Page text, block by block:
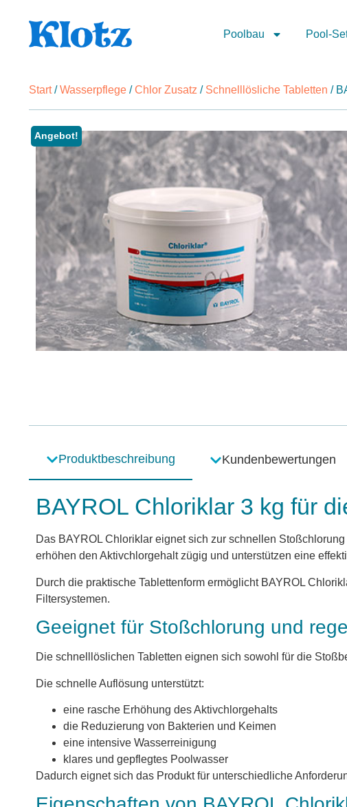
Poolbau Pool-
Start/Wasserpflege /Chlor Zusatz / Schnelllösliche Tabletten /
Angebot!
Produktbeschreibung Kundenbewertungen
BAYROL Chloriklar 3 kg für
Das BAYROL Chloriklar eignet sich zur schnellen
erhöhen den Aktivchlorgehalt zügig und unterstützen eine
Durch die praktische Tablettenform ermöglicht BAYROL
Filtersystemen.
Geeignet für Stoßchlorung und
Die schnelllöslichen Tabletten eignen sich sowohl für die
Die schnelle Auflösung unterstützt:
eine rasche Erhöhung des Aktivchlorgehalts
die Reduzierung von Bakterien und Keimen
eine intensive Wasserreinigung
klares und gepflegtes Poolwasser
Dadurch eignet sich das Produkt für unterschiedliche